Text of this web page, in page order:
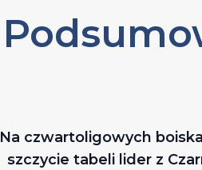
Na czwartoligowych
szczycie tabeli lider z